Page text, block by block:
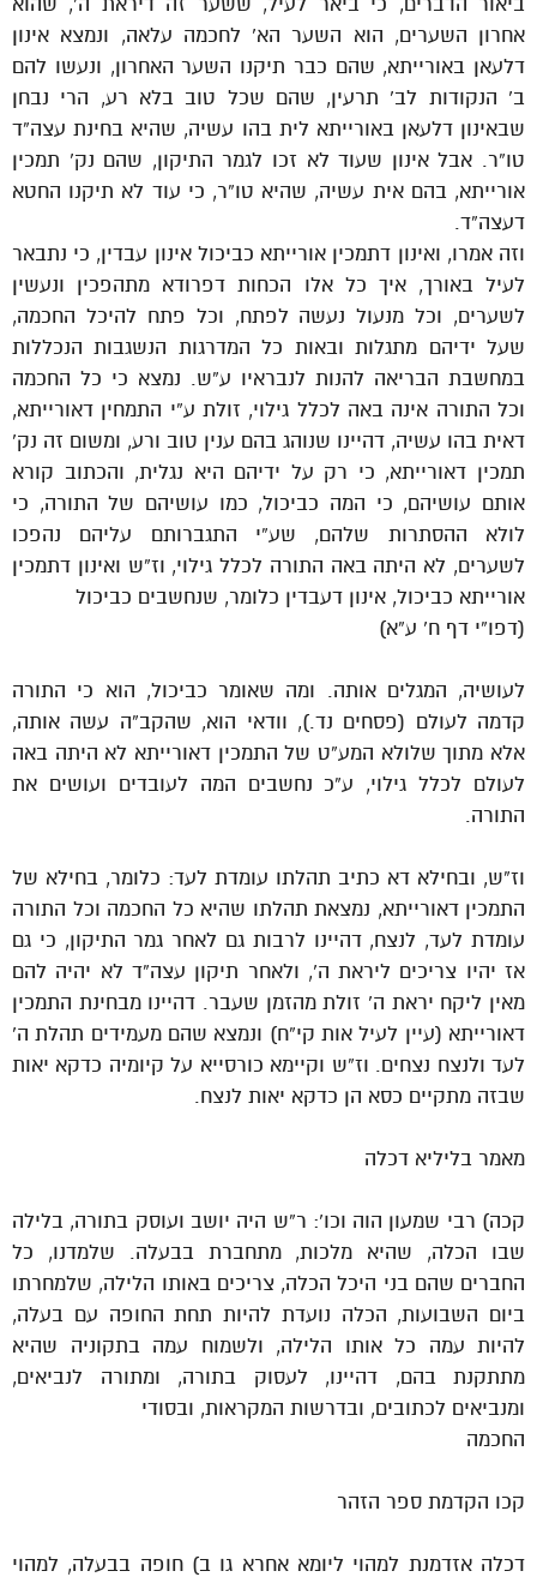
אחרון השערים, הוא השער הא’ לחכמה עלאה, ונמצא אינון
דלעאן באורייתא, שהם כבר תיקנו השער האחרון, ונעשו להם
ב’ הנקודות לב’ תרעין, שהם שכל טוב בלא רע, הרי נבחן
שבאינון דלעאן באורייתא לית בהו עשיה, שהיא בחינת עצה”ד
טו”ר. אבל אינון שעוד לא זכו לגמר התיקון, שהם נק’ תמכין
אורייתא, בהם אית עשיה, שהיא טו”ר, כי עוד לא תיקנו החטא
דעצה”ד.
וזה אמרו, ואינון דתמכין אורייתא כביכול אינון עבדין, כי נתבאר
לעיל באורך, איך כל אלו הכחות דפרודא מתהפכין ונעשין
לשערים, וכל מנעול נעשה לפתח, וכל פתח להיכל החכמה,
שעל ידיהם מתגלות ובאות כל המדרגות הנשגבות הנכללות
במחשבת הבריאה להנות לנבראיו ע”ש. נמצא כי כל החכמה
וכל התורה אינה באה לכלל גילוי, זולת ע”י התמחין דאורייתא,
דאית בהו עשיה, דהיינו שנוהג בהם ענין טוב ורע, ומשום זה נק’
תמכין דאורייתא, כי רק על ידיהם היא נגלית, והכתוב קורא
אותם עושיהם, כי המה כביכול, כמו עושיהם של התורה, כי
לולא ההסתרות שלהם, שע”י התגברותם עליהם נהפכו
לשערים, לא היתה באה התורה לכלל גילוי, וז”ש ואינון דתמכין
אורייתא כביכול, אינון דעבדין כלומר, שנחשבים כביכול
(דפו”י דף ח’ ע”א)
לעושיה, המגלים אותה. ומה שאומר כביכול, הוא כי התורה
קדמה לעולם (פסחים נד.), וודאי הוא, שהקב”ה עשה אותה,
אלא מתוך שלולא המע”ט של התמכין דאורייתא לא היתה באה
לעולם לכלל גילוי, ע”כ נחשבים המה לעובדים ועושים את
התורה.
וז”ש, ובחילא דא כתיב תהלתו עומדת לעד: כלומר, בחילא של
התמכין דאורייתא, נמצאת תהלתו שהיא כל החכמה וכל התורה
עומדת לעד, לנצח, דהיינו לרבות גם לאחר גמר התיקון, כי גם
אז יהיו צריכים ליראת ה’, ולאחר תיקון עצה”ד לא יהיה להם
מאין ליקח יראת ה’ זולת מהזמן שעבר. דהיינו מבחינת התמכין
דאורייתא (עיין לעיל אות קי”ח) ונמצא שהם מעמידים תהלת ה’
לעד ולנצח נצחים. וז”ש וקיימא כורסייא על קיומיה כדקא יאות
שבזה מתקיים כסא הן כדקא יאות לנצח.
מאמר בליליא דכלה
קכה) רבי שמעון הוה וכו’: ר”ש היה יושב ועוסק בתורה, בלילה
שבו הכלה, שהיא מלכות, מתחברת בבעלה. שלמדנו, כל
החברים שהם בני היכל הכלה, צריכים באותו הלילה, שלמחרתו
ביום השבועות, הכלה נועדת להיות תחת החופה עם בעלה,
להיות עמה כל אותו הלילה, ולשמוח עמה בתקוניה שהיא
מתתקנת בהם, דהיינו, לעסוק בתורה, ומתורה לנביאים,
ומנביאים לכתובים, ובדרשות המקראות, ובסודי
החכמה
קכו הקדמת ספר הזהר
דכלה אזדמנת למהוי ליומא אחרא גו ב) חופה בבעלה, למהוי